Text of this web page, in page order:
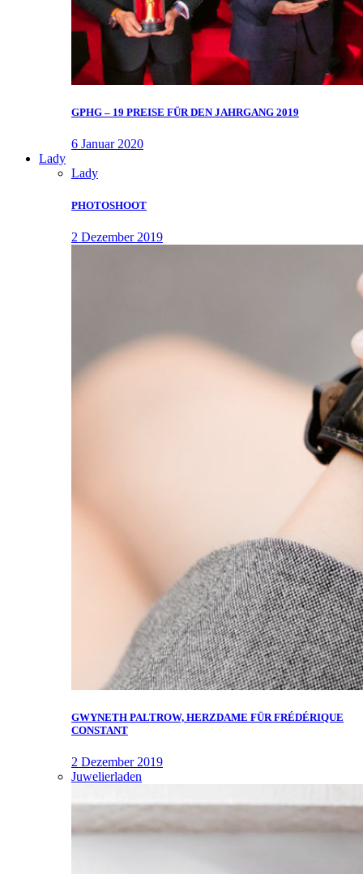
GPHG – 19 PREISE FÜR DEN JAHRGANG 2019
6 Januar 2020
Lady
Lady
PHOTOSHOOT
2 Dezember 2019
GWYNETH PALTROW, HERZDAME FÜR FRÉDÉRIQUE
CONSTANT
2 Dezember 2019
Juwelierladen